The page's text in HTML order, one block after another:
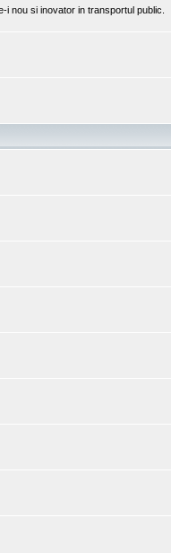
nou si inovator in transportul public.